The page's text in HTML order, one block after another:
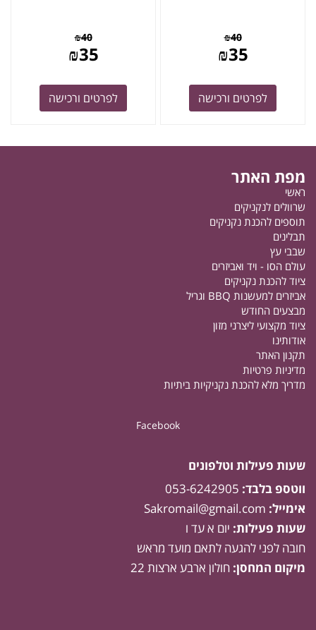
₪40
₪35
לפרטים ורכישה
₪40
₪35
לפרטים ורכישה
מפת האתר
ראשי
שרוולים לנקניקים
תוספים להכנת נקניקים
תבלינים
שבבי עץ
עולם הסו - ויד ואביזרים
ציוד להכנת נקניקים
אביזרים למעשנות BBQ וגריל
מבצעים החודש
ציוד מקצועי ליצרני מזון
אודותינו
תקנון האתר
מדיניות פרטיות
מדריך מלא להכנת נקניקיות ביתיות
Facebook
שעות פעילות וטלפונים
ווטספ בלבד: 053-6242905
אימייל: Sakromail@gmail.com
שעות פעילות: יום א עד ו
חובה לפני להגעה לתאם מועד מראש
מיקום המחסן: חולון ארבע ארצות 22